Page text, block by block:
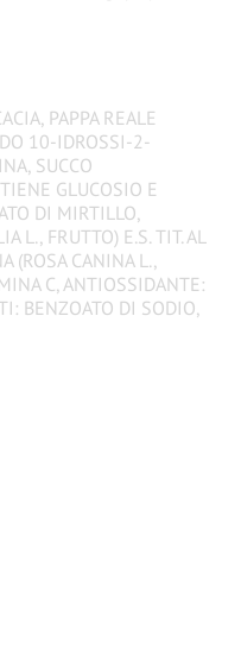
PAPPA REALE
10-IDROSSI-2-
SUCCO
GLUCOSIO E
DI MIRTILLO,
L., FRUTTO) E.S. TIT. AL
(ROSA CANINA L.,
C, ANTIOSSIDANTE:
BENZOATO DI SODIO,